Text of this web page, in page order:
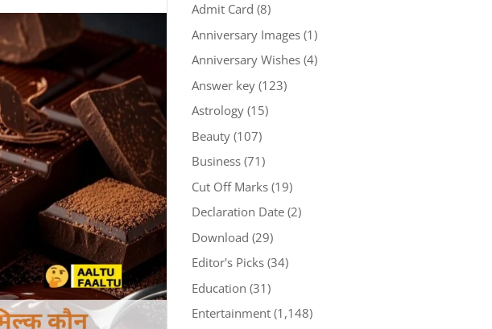
Admit Card (8)
Anniversary Images(1)
Anniversary Wishes(4)
Answer key(123)
Astrology(15)
Beauty(107)
Business(71)
Cut Off Marks(19)
Declaration Date(2)
Download (29)
Editor's Picks(34)
Education (31)
Entertainment(1,148)